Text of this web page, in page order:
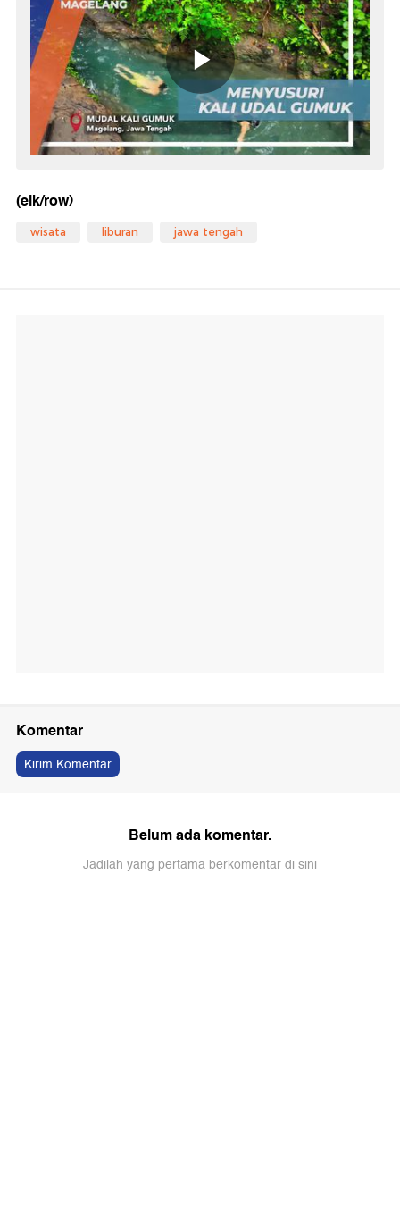
(elk/row)
wisata liburan jawa tengah
Komentar
Kirim Komentar
Belum ada komentar.
Jadilah yang pertama berkomentar di sini